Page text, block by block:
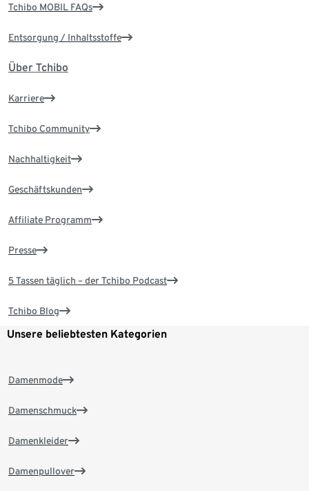
Tchibo MOBIL FAQs
Entsorgung / Inhaltsstoffe
Über Tchibo
Karriere
Tchibo Community
Nachhaltigkeit
Geschäftskunden
Affiliate Programm
Presse
5 Tassen täglich – der Tchibo Podcast
Tchibo Blog
Unsere beliebtesten Kategorien
Damenmode
Damenschmuck
Damenkleider
Damenpullover